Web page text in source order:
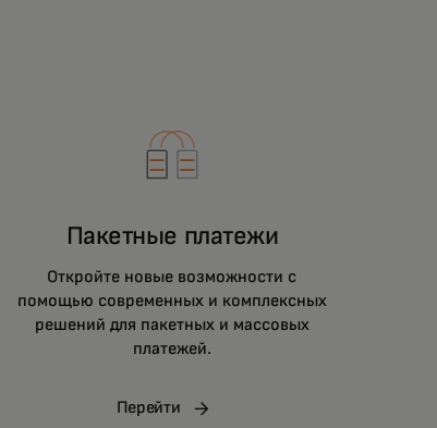
Пакетные платежи
Откройте новые возможности с
помощью современных и комплексных
решений для пакетных и массовых
платежей.
Перейти